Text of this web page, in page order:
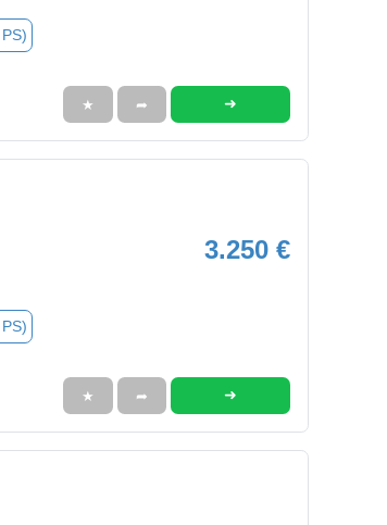
★ ➦ ➜
3.250 €
★ ➦ ➜